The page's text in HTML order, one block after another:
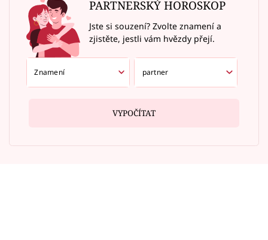
PARTNERSKÝ HOROSKOP
Jste si souzení? Zvolte znamení a
zjistěte, jestli vám hvězdy přejí.
VYPOČÍTAT